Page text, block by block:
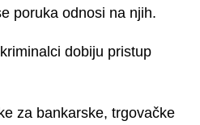
poruka odnosi na njih.
dobiju pristup
za bankarske, trgovačke